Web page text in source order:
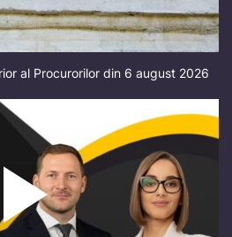
al Procurorilor din 6 august 2026